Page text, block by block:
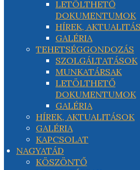
LETÖLTHETŐ
DOKUMENTUMOK
HÍREK,
GALÉRIA
TEHETSÉGGONDOZÁS
SZOLGÁLTATÁSOK
MUNKATÁRSAK
LETÖLTHETŐ
DOKUMENTUMOK
GALÉRIA
HÍREK, AKTUALITÁSOK
GALÉRIA
KAPCSOLAT
NAGYATÁD
KÖSZÖNTŐ